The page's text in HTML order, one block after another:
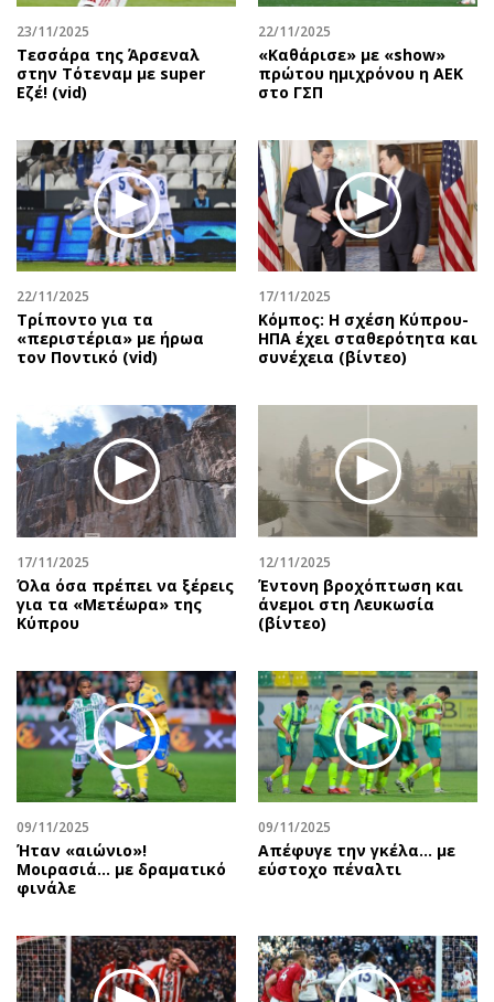
23/11/2025
Τεσσάρα της Άρσεναλ
στην Τότεναμ με super
Εζέ! (vid)
22/11/2025
«Καθάρισε» με «show»
πρώτου ημιχρόνου η ΑΕΚ
στο ΓΣΠ
22/11/2025
Τρίποντο για τα
«περιστέρια» με ήρωα
τον Ποντικό (vid)
17/11/2025
Κόμπος: Η σχέση Κύπρου-
ΗΠΑ έχει σταθερότητα και
συνέχεια (βίντεο)
17/11/2025
Όλα όσα πρέπει να ξέρεις
για τα «Μετέωρα» της
Κύπρου
12/11/2025
Έντονη βροχόπτωση και
άνεμοι στη Λευκωσία
(βίντεο)
09/11/2025
Ήταν «αιώνιο»!
Μοιρασιά… με δραματικό
φινάλε
09/11/2025
Aπέφυγε την γκέλα... με
εύστοχο πέναλτι